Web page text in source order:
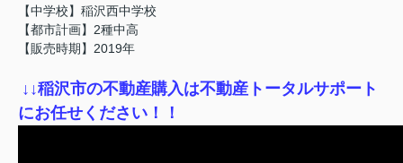
【中学校】稲沢西中学校
【都市計画】2種中高
【販売時期】2019年
↓ ↓稲沢市の不動産購入は不動産トータルサポート
にお任せください！！